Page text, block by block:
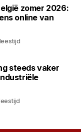
zomer 2026:
online van
steeds vaker